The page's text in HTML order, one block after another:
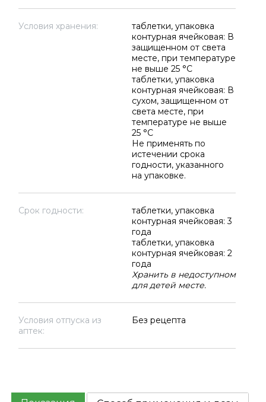
Условия хранения:
таблетки, упаковка
контурная ячейковая: В
защищенном от света
месте, при температуре
не выше 25 °C
таблетки, упаковка
контурная ячейковая: В
сухом, защищенном от
света месте, при
температуре не выше
25 °C
Не применять по
истечении срока
годности, указанного
на упаковке.
Срок годности:
таблетки, упаковка
контурная ячейковая: 3
года
таблетки, упаковка
контурная ячейковая: 2
года
Хранить в недоступном
для детей месте.
Условия отпуска из
аптек:
Без рецепта